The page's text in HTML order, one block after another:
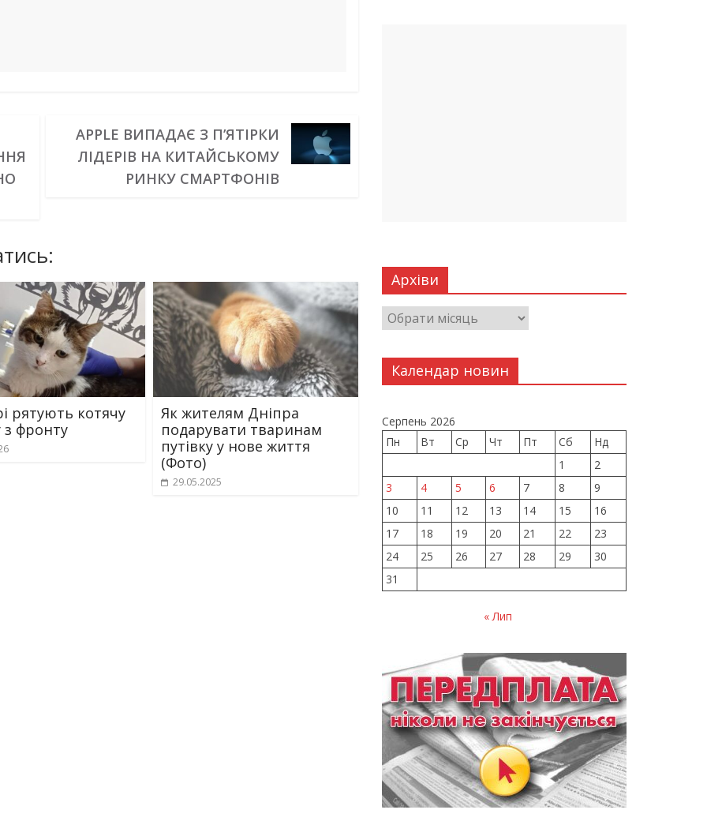
APPLE ВИПАДАЄ З П’ЯТІРКИ
ЛІДЕРІВ НА КИТАЙСЬКОМУ
РИНКУ СМАРТФОНІВ
рятують котячу
з фронту
Як жителям Дніпра
подарувати тваринам
путівку у нове життя
(Фото)
29.05.2025
Архіви
Календар новин
Серпень 2026
Пн
Вт Ср Чт Пт Сб
Нд
1
2
3
4 5 6 7 8
9
10
11 12 13 14 15
16
17
18 19 20 21 22
23
24
25 26 27 28 29
30
31
« Лип